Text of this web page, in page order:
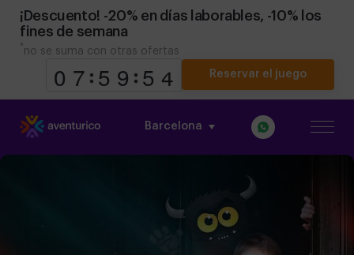
¡Descuento! -20% en días laborables, -10% los
fines de semana
* no se suma con otras ofertas
9900 8
7
7 0
5
5 0
9
9
Reservar el juego
Barcelona